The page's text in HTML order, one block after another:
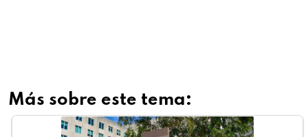
Más sobre este tema: